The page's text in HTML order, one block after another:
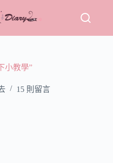
小教學”
15 則留言